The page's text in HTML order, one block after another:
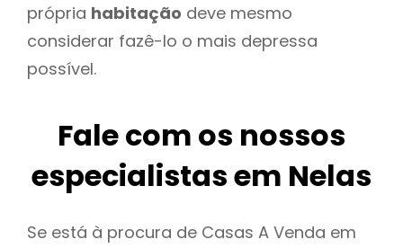
própria habitação deve mesmo
considerar fazê-lo o mais depressa
possível.
Fale com os nossos
especialistas em Nelas
Se está à procura de Casas A Venda em